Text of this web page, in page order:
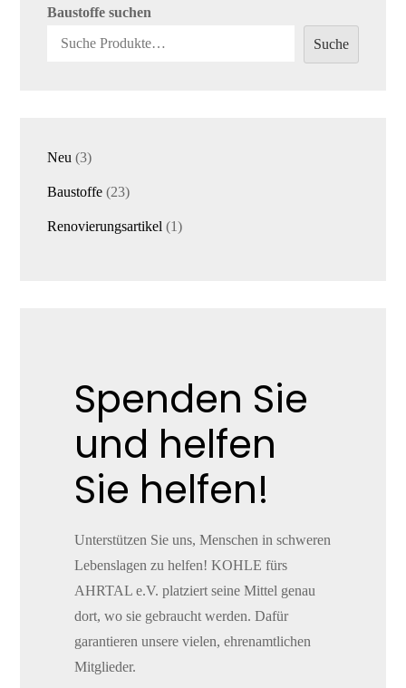
Baustoffe suchen
Suche
Neu 33
Baustoffe 2323
Renovierungsartikel 11
Spenden Sie
und helfen
Sie helfen!
Unterstützen Sie uns, Menschen in schweren
Lebenslagen zu helfen! KOHLE fürs
AHRTAL e.V. platziert seine Mittel genau
dort, wo sie gebraucht werden. Dafür
garantieren unsere vielen, ehrenamtlichen
Mitglieder.